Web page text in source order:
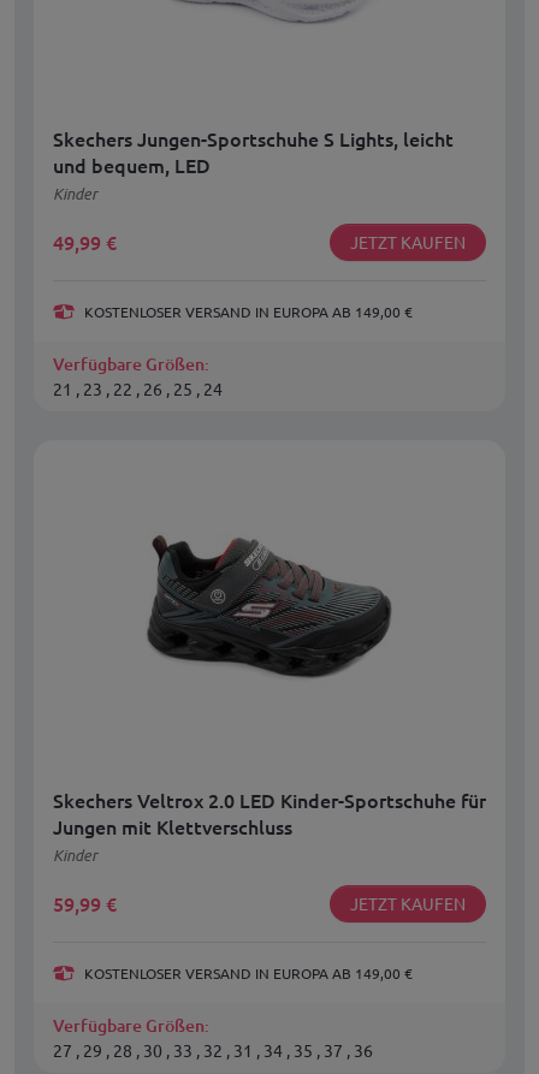
Skechers Jungen-Sportschuhe S Lights, leicht
und bequem, LED
Kinder
49,99 € JETZT KAUFEN
KOSTENLOSER VERSAND IN EUROPA AB 149,00 €
Verfügbare Größen:
21 , 23 , 22 , 26 , 25 , 24
Skechers Veltrox 2.0 LED Kinder-Sportschuhe für
Jungen mit Klettverschluss
Kinder
59,99 € JETZT KAUFEN
KOSTENLOSER VERSAND IN EUROPA AB 149,00 €
Verfügbare Größen:
27 , 29 , 28 , 30 , 33 , 32 , 31 , 34 , 35 , 37 , 36